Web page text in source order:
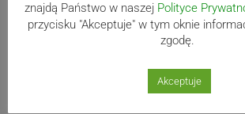
Następna navigate_next
znajdą Państwo w naszej Polityce
przycisku "Akceptuje" w tym oknie
zgodę.
Akceptuje